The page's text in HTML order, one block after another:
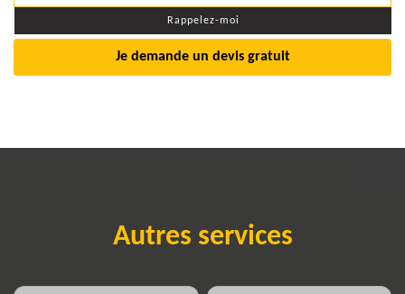
Je demande un devis gratuit
Autres services